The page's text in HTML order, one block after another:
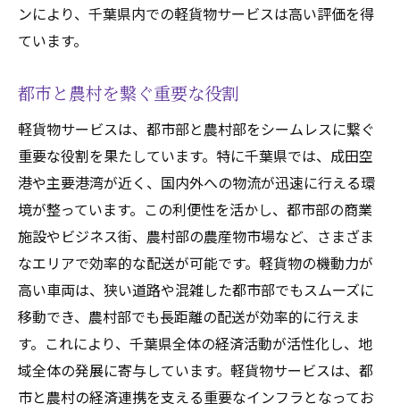
ンにより、千葉県内での軽貨物サービスは高い評価を得
ています。
都市と農村を繋ぐ重要な役割
軽貨物サービスは、都市部と農村部をシームレスに繋ぐ
重要な役割を果たしています。特に千葉県では、成田空
港や主要港湾が近く、国内外への物流が迅速に行える環
境が整っています。この利便性を活かし、都市部の商業
施設やビジネス街、農村部の農産物市場など、さまざま
なエリアで効率的な配送が可能です。軽貨物の機動力が
高い車両は、狭い道路や混雑した都市部でもスムーズに
移動でき、農村部でも長距離の配送が効率的に行えま
す。これにより、千葉県全体の経済活動が活性化し、地
域全体の発展に寄与しています。軽貨物サービスは、都
市と農村の経済連携を支える重要なインフラとなってお